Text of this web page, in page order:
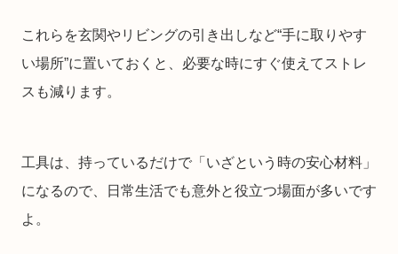
これらを玄関やリビングの引き出しなど“手に取りやす
い場所”に置いておくと、必要な時にすぐ使えてストレ
スも減ります。
工具は、持っているだけで「いざという時の安心材料」
になるので、日常生活でも意外と役立つ場面が多いです
よ。